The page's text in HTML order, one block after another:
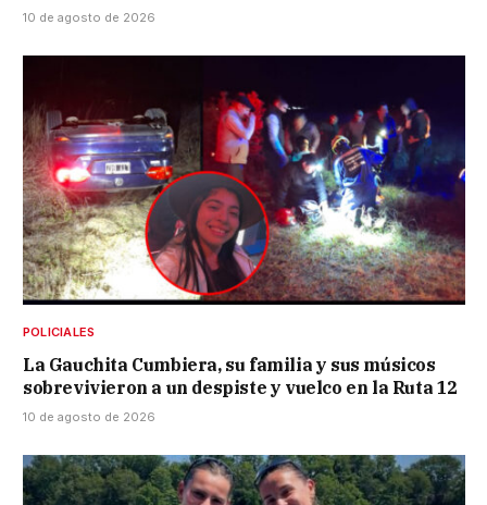
10 de agosto de 2026
POLICIALES
La Gauchita Cumbiera, su familia y sus músicos
sobrevivieron a un despiste y vuelco en la Ruta 12
10 de agosto de 2026